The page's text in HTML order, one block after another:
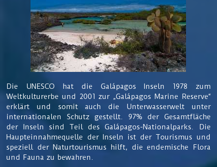
Die UNESCO hat die Galápagos Inseln 1978 zum
Weltkulturerbe und 2001 zur „Galápagos Marine Reserve“
erklärt und somit auch die Unterwasserwelt unter
internationalen Schutz gestellt. 97% der Gesamtfläche
der Inseln sind Teil des Galápagos-Nationalparks. Die
Haupteinnahmequelle der Inseln ist der Tourismus und
speziell der Naturtourismus hilft, die endemische Flora
und Fauna zu bewahren.